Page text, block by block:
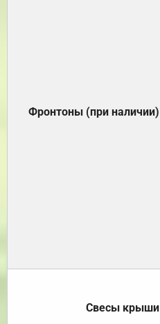
Фронтоны (при наличии)
Свесы крыши